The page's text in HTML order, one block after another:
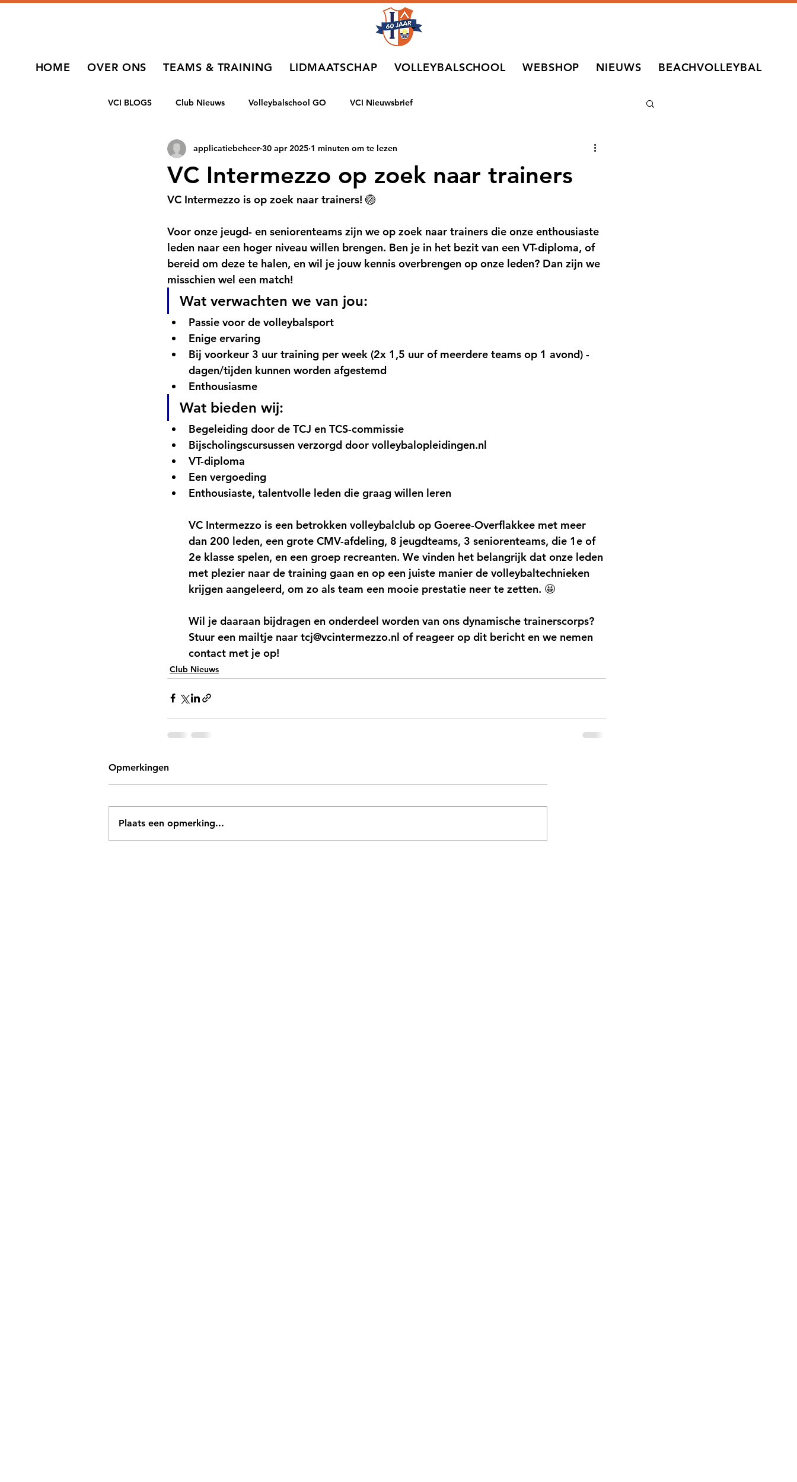
HOME OVER ONS TEAMS & TRAINING LIDMAATSCHAP VOLLEYBALSCHOOL WEBSHOP NIEUWS BEACHVOLLEYBAL
VCI BLOGS Club Nieuws Volleybalschool GO VCI Nieuwsbrief
VC Intermezzo op zoek naar trainers
applicatiebeheer 30 apr 2025 1 minuten om te lezen
VC Intermezzo is op zoek naar trainers! 🏐
Voor onze jeugd- en seniorenteams zijn we op zoek naar trainers die onze enthousiaste
leden naar een hoger niveau willen brengen. Ben je in het bezit van een VT-diploma, of
bereid om deze te halen, en wil je jouw kennis overbrengen op onze leden? Dan zijn we
misschien wel een match!
Wat verwachten we van jou:
Passie voor de volleybalsport
Enige ervaring
Bij voorkeur 3 uur training per week (2x 1,5 uur of meerdere teams op 1 avond) -
dagen/tijden kunnen worden afgestemd
Enthousiasme
Wat bieden wij:
Begeleiding door de TCJ en TCS-commissie
Bijscholingscursussen verzorgd door volleybalopleidingen.nl
VT-diploma
Een vergoeding
Enthousiaste, talentvolle leden die graag willen leren
VC Intermezzo is een betrokken volleybalclub op Goeree-Overflakkee met meer
dan 200 leden, een grote CMV-afdeling, 8 jeugdteams, 3 seniorenteams, die 1e of
2e klasse spelen, en een groep recreanten. We vinden het belangrijk dat onze leden
met plezier naar de training gaan en op een juiste manier de volleybaltechnieken
krijgen aangeleerd, om zo als team een mooie prestatie neer te zetten. 🤩
Wil je daaraan bijdragen en onderdeel worden van ons dynamische trainerscorps?
Stuur een mailtje naar tcj@vcintermezzo.nl of reageer op dit bericht en we nemen
contact met je op!
Club Nieuws
Opmerkingen
Plaats een opmerking...